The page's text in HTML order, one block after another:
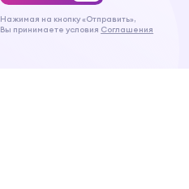
Нажимая на кнопку «Отправить»,
Вы принимаете условия Соглашения